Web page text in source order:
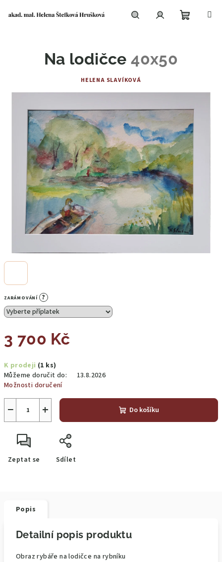
ZARÁMOVÁNÍ ?
3 700 Kč
cena:
K prodeji (1 ks)
Můžeme doručit do:
13.8.2026
Možnosti doručení
+
− Do košíku
Zeptat se Sdílet
Na lodičce40x50
HELENA SLAVÍKOVÁ
Popis
Detailní popis produktu
Obraz rybáře na lodičce na rybníku